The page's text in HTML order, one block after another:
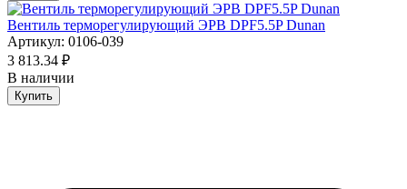
Вентиль терморегулирующий ЭРВ DPF5.5P Dunan
Артикул: 0106-039
3 813.34 ₽
В наличии
Купить